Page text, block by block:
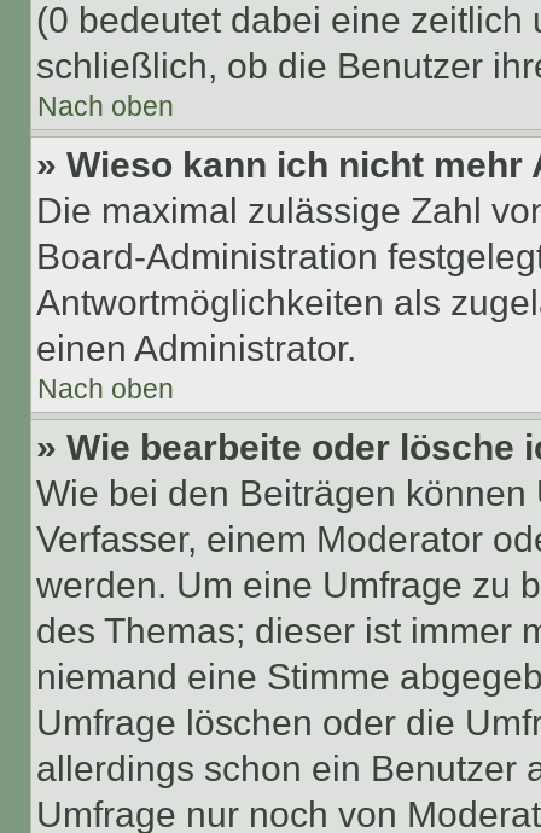
(0 bedeutet dabei eine
schließlich, ob die Benutzer
Nach oben
» Wieso kann ich nicht
Die maximal zulässige Zahl
Board-Administration
Antwortmöglichkeiten als
einen Administrator.
Nach oben
» Wie bearbeite oder lösche
Wie bei den Beiträgen
Verfasser, einem Moderator
werden. Um eine Umfrage zu
des Themas; dieser ist immer
niemand eine Stimme
Umfrage löschen oder die
allerdings schon ein Benutzer
Umfrage nur noch von